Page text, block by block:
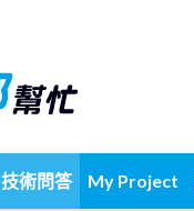
技術問答 My Project